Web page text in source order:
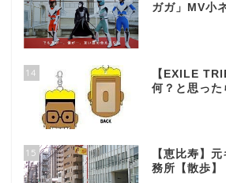
ガガ」MV小
14
【EXILE
何？と思った
15
【恵比寿】
務所【散歩】